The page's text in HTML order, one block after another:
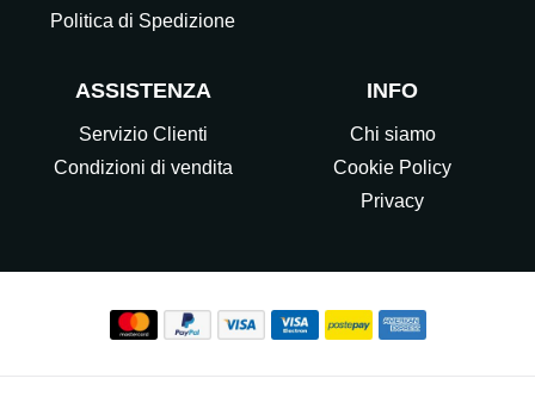
Politica di Spedizione
ASSISTENZA
Servizio Clienti
Condizioni di vendita
INFO
Chi siamo
Cookie Policy
Privacy